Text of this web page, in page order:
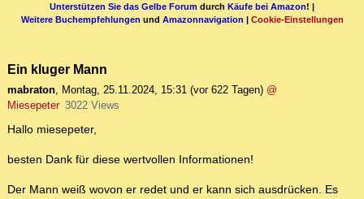
Unterstützen Sie das Gelbe Forum durch Käufe bei Amazon! |
Weitere Buchempfehlungen und Amazonnavigation | Cookie-Einstellungen
Ein kluger Mann
mabraton, Montag, 25.11.2024, 15:31 (vor 622 Tagen) @
Miesepeter 3022 Views
Hallo miesepeter,
besten Dank für diese wertvollen Informationen!
Der Mann weiß wovon er redet und er kann sich ausdrücken. Es